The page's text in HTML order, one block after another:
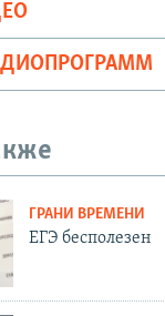
ГРАНИ ВРЕМЕНИ
ЕГЭ бесполезен